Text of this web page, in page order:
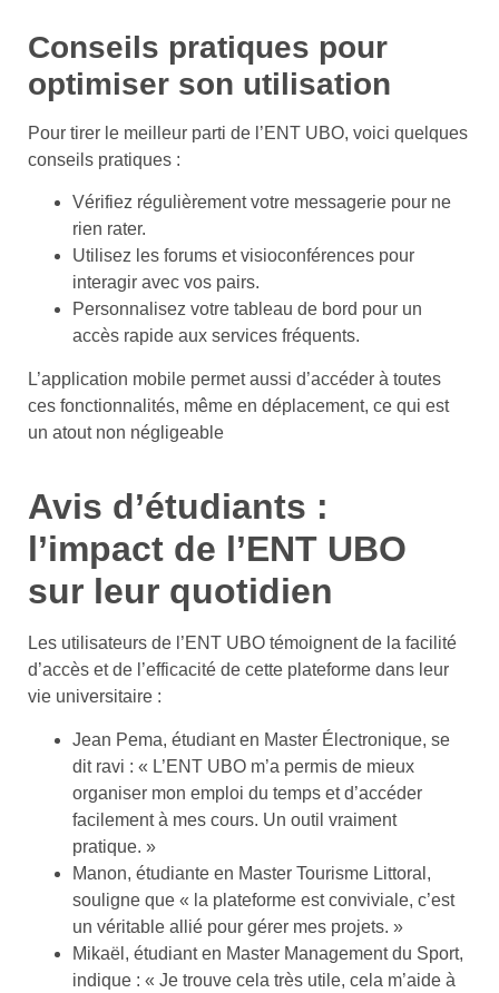
Conseils pratiques pour
optimiser son utilisation
Pour tirer le meilleur parti de l’ENT UBO, voici quelques
conseils pratiques :
Vérifiez régulièrement votre messagerie pour ne
rien rater.
Utilisez les forums et visioconférences pour
interagir avec vos pairs.
Personnalisez votre tableau de bord pour un
accès rapide aux services fréquents.
L’application mobile permet aussi d’accéder à toutes
ces fonctionnalités, même en déplacement, ce qui est
un atout non négligeable
Avis d’étudiants :
l’impact de l’ENT UBO
sur leur quotidien
Les utilisateurs de l’ENT UBO témoignent de la facilité
d’accès et de l’efficacité de cette plateforme dans leur
vie universitaire :
Jean Pema, étudiant en Master Électronique, se
dit ravi : « L’ENT UBO m’a permis de mieux
organiser mon emploi du temps et d’accéder
facilement à mes cours. Un outil vraiment
pratique. »
Manon, étudiante en Master Tourisme Littoral,
souligne que « la plateforme est conviviale, c’est
un véritable allié pour gérer mes projets. »
Mikaël, étudiant en Master Management du Sport,
indique : « Je trouve cela très utile, cela m’aide à